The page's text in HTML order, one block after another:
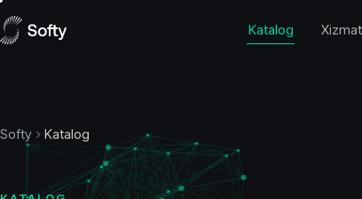
Katalog
Softy Katalog